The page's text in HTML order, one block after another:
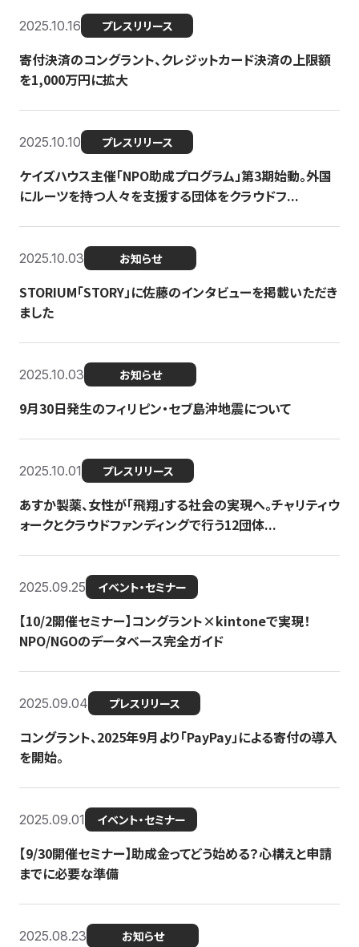
2025.10.16 プレスリリース
寄付決済のコングラント、クレジットカード決済の上限額
を1,000万円に拡大
2025.10.10 プレスリリース
ケイズハウス主催「NPO助成プログラム」第3期始動。外国
にルーツを持つ人々を支援する団体をクラウドフ...
2025.10.03 お知らせ
STORIUM「STORY」に佐藤のインタビューを掲載いただき
ました
2025.10.03 お知らせ
9月30日発生のフィリピン・セブ島沖地震について
2025.10.01 プレスリリース
あすか製薬、女性が「飛翔」する社会の実現へ。チャリティウ
ォークとクラウドファンディングで行う12団体...
2025.09.25 イベント・セミナー
【10/2開催セミナー】コングラント×kintoneで実現！
NPO/NGOのデータベース完全ガイド
2025.09.04 プレスリリース
コングラント、2025年9月より「PayPay」による寄付の導入
を開始。
2025.09.01 イベント・セミナー
【9/30開催セミナー】助成金ってどう始める？心構えと申請
までに必要な準備
2025.08.23 お知らせ